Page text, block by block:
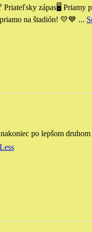
Priateľsky zápas🖥 Priamy
na štadión! 💛💙 ...
po lepšom druhom